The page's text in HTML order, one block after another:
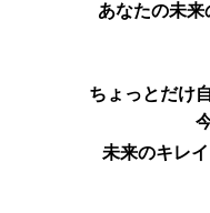
あなたの未来
ちょっとだけ
未来のキレ